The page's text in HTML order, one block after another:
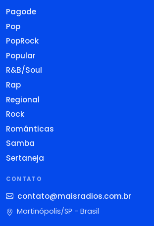
Pagode
Pop
PopRock
Popular
R&B/Soul
Rap
Regional
Rock
Românticas
Samba
Sertaneja
CONTATO
contato@maisradios.com.br
Martinópolis/SP - Brasil